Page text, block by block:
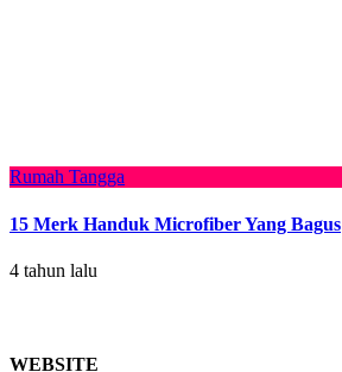
Rumah Tangga
15 Merk Handuk Microfiber Yang Bagus
4 tahun lalu
WEBSITE